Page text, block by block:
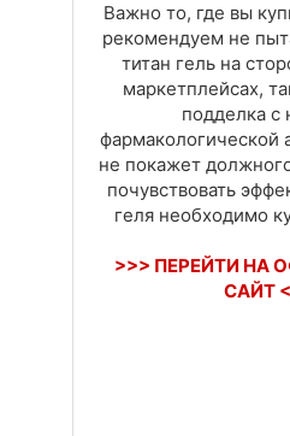
Важно то, где вы
рекомендуем не
титан гель на
маркетплейсах,
подделка с
фармакологической
не покажет
почувствовать
геля необходимо
>>> ПЕРЕЙТИ НА
САЙТ